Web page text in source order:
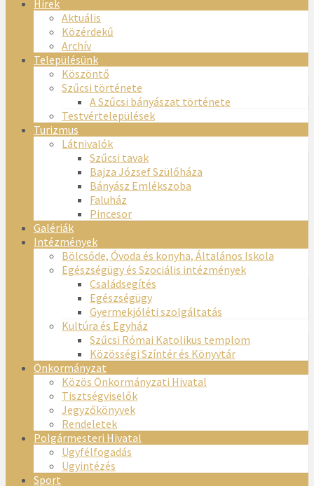
Hírek
Aktuális
Közérdekű
Archív
Településünk
Köszöntő
Szűcsi története
A Szűcsi bányászat története
Testvértelepülések
Turizmus
Látnivalók
Szűcsi tavak
Bajza József Szülőháza
Bányász Emlékszoba
Faluház
Pincesor
Galériák
Intézmények
Bölcsőde, Óvoda és konyha, Általános Iskola
Egészségügy és Szociális intézmények
Családsegítés
Egészségügy
Gyermekjóléti szolgáltatás
Kultúra és Egyház
Szűcsi Római Katolikus templom
Közösségi Színtér és Könyvtár
Önkormányzat
Közös Önkormányzati Hivatal
Tisztségviselők
Jegyzőkönyvek
Rendeletek
Polgármesteri Hivatal
Ügyfélfogadás
Ügyintézés
Sport